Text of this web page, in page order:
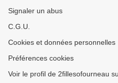
Signaler un abus
C.G.U.
Cookies et données personnelles
Préférences cookies
Voir le profil de 2fillesofourneau